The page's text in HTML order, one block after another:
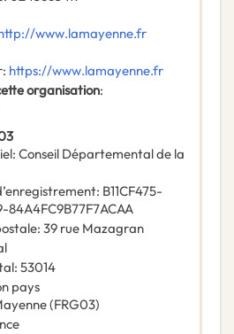
www.lamayenne.fr
: https://www.lamayenne.fr
organisation:
: Conseil Départemental de la
: B11CF475-
84A4FC9B77F7ACAA
: 39 rue Mazagran
: 53014
pays
(FRG03)